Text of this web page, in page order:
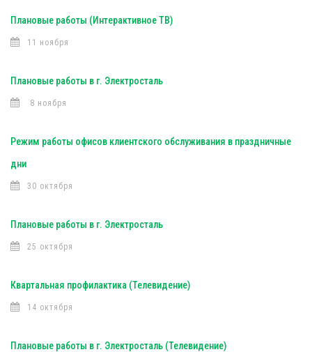
Плановые работы (Интерактивное ТВ)
11 ноября
Плановые работы в г. Электросталь
8 ноября
Режим работы офисов клиентского обслуживания в праздничные
дни
30 октября
Плановые работы в г. Электросталь
25 октября
Квартальная профилактика (Телевидение)
14 октября
Плановые работы в г. Электросталь (Телевидение)